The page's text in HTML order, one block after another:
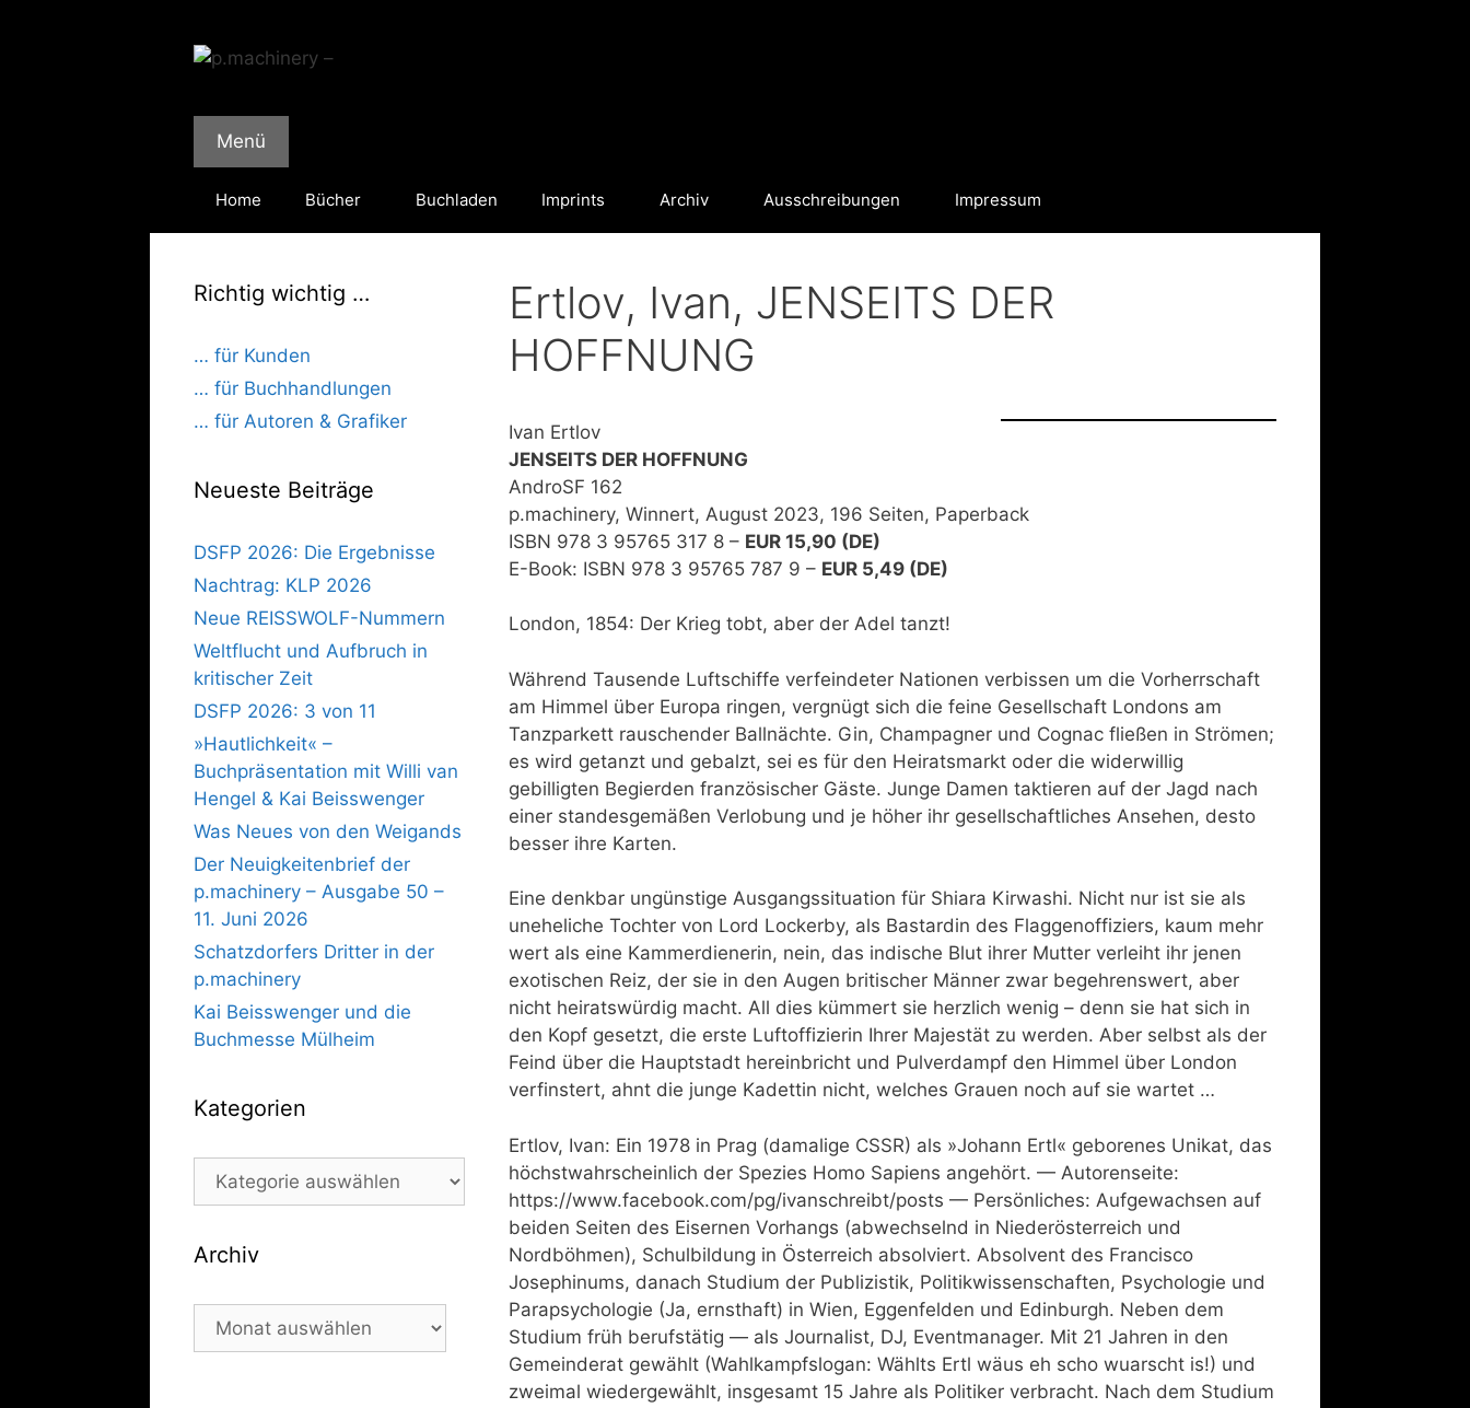
Menü
Home Bücher Buchladen Imprints Archiv Ausschreibungen Impressum
Ertlov, Ivan, JENSEITS DER
HOFFNUNG
Ivan Ertlov
JENSEITS DER HOFFNUNG
AndroSF 162
p.machinery, Winnert, August 2023, 196 Seiten, Paperback
ISBN 978 3 95765 317 8 – EUR 15,90 (DE)
E-Book: ISBN 978 3 95765 787 9 – EUR 5,49 (DE)
London, 1854: Der Krieg tobt, aber der Adel tanzt!
Während Tausende Luftschiffe verfeindeter Nationen verbissen um die Vorherrschaft
am Himmel über Europa ringen, vergnügt sich die feine Gesellschaft Londons am
Tanzparkett rauschender Ballnächte. Gin, Champagner und Cognac fließen in Strömen;
es wird getanzt und gebalzt, sei es für den Heiratsmarkt oder die widerwillig
gebilligten Begierden französischer Gäste. Junge Damen taktieren auf der Jagd nach
einer standesgemäßen Verlobung und je höher ihr gesellschaftliches Ansehen, desto
besser ihre Karten.
Eine denkbar ungünstige Ausgangssituation für Shiara Kirwashi. Nicht nur ist sie als
uneheliche Tochter von Lord Lockerby, als Bastardin des Flaggenoffiziers, kaum mehr
wert als eine Kammerdienerin, nein, das indische Blut ihrer Mutter verleiht ihr jenen
exotischen Reiz, der sie in den Augen britischer Männer zwar begehrenswert, aber
nicht heiratswürdig macht. All dies kümmert sie herzlich wenig – denn sie hat sich in
den Kopf gesetzt, die erste Luftoffizierin Ihrer Majestät zu werden. Aber selbst als der
Feind über die Hauptstadt hereinbricht und Pulverdampf den Himmel über London
verfinstert, ahnt die junge Kadettin nicht, welches Grauen noch auf sie wartet …
Ertlov, Ivan: Ein 1978 in Prag (damalige CSSR) als »Johann Ertl« geborenes Unikat, das
höchstwahrscheinlich der Spezies Homo Sapiens angehört. — Autorenseite:
https://www.facebook.com/pg/ivanschreibt/posts — Persönliches: Aufgewachsen auf
beiden Seiten des Eisernen Vorhangs (abwechselnd in Niederösterreich und
Nordböhmen), Schulbildung in Österreich absolviert. Absolvent des Francisco
Josephinums, danach Studium der Publizistik, Politikwissenschaften, Psychologie und
Parapsychologie (Ja, ernsthaft) in Wien, Eggenfelden und Edinburgh. Neben dem
Studium früh berufstätig — als Journalist, DJ, Eventmanager. Mit 21 Jahren in den
Gemeinderat gewählt (Wahlkampfslogan: Wählts Ertl wäus eh scho wuarscht is!) und
zweimal wiedergewählt, insgesamt 15 Jahre als Politiker verbracht. Nach dem Studium
Richtig wichtig …
… für Kunden
… für Buchhandlungen
… für Autoren & Grafiker
Neueste Beiträge
DSFP 2026: Die Ergebnisse
Nachtrag: KLP 2026
Neue REISSWOLF-Nummern
Weltflucht und Aufbruch in
kritischer Zeit
DSFP 2026: 3 von 11
»Hautlichkeit« –
Buchpräsentation mit Willi van
Hengel & Kai Beisswenger
Was Neues von den Weigands
Der Neuigkeitenbrief der
p.machinery – Ausgabe 50 –
11. Juni 2026
Schatzdorfers Dritter in der
p.machinery
Kai Beisswenger und die
Buchmesse Mülheim
Kategorien
Kategorien
Archiv
Archiv